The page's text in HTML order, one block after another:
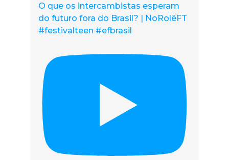
O que os intercambistas esperam
do futuro fora do Brasil? | NoRolêFT
#festivalteen #efbrasil